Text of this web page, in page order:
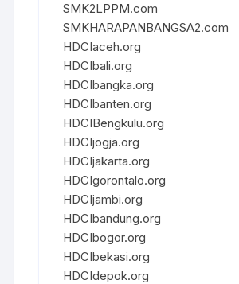
SMK2LPPM.com
SMKHARAPANBANGSA2.com
HDCIaceh.org
HDCIbali.org
HDCIbangka.org
HDCIbanten.org
HDCIBengkulu.org
HDCIjogja.org
HDCIjakarta.org
HDCIgorontalo.org
HDCIjambi.org
HDCIbandung.org
HDCIbogor.org
HDCIbekasi.org
HDCIdepok.org